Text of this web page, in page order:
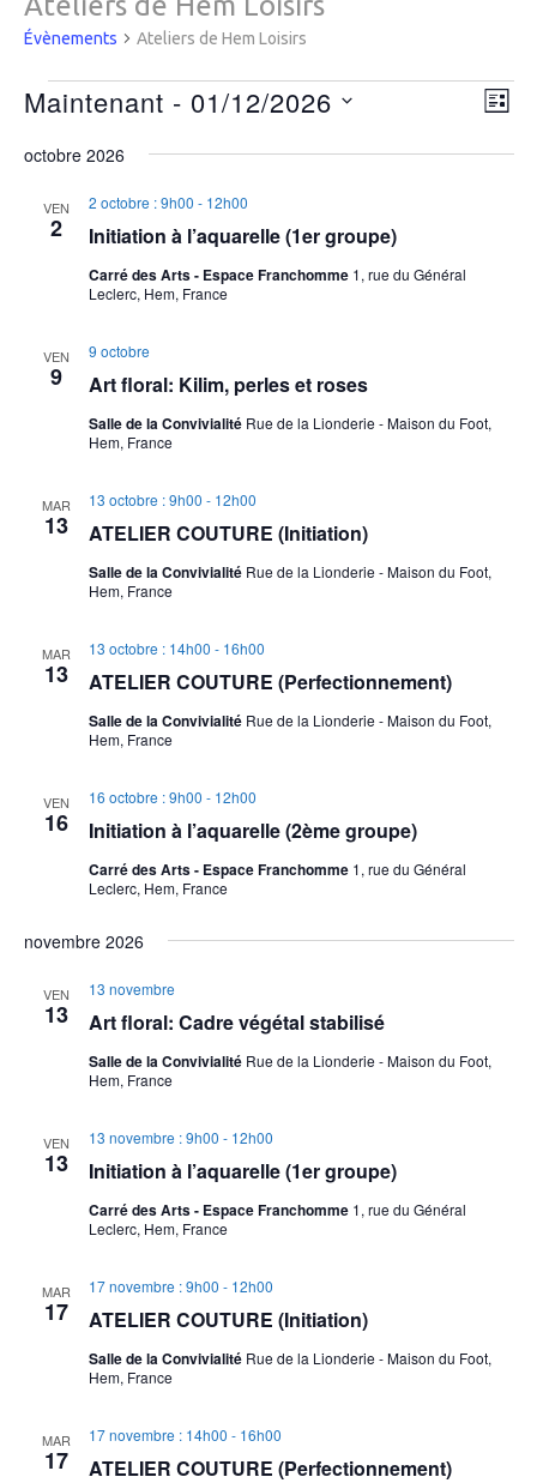
Évènements Ateliers de Hem Loisirs
Évènements LISTE
Maintenant - 01/12/2026
une
octobre 2026
VEN
2 Initiation à l’aquarelle (1er groupe)
2 octobre : 9h00 - 12h00
Carré des Arts - Espace Franchomme 1, rue du Général
Leclerc, Hem, France
VEN
9 Art floral: Kilim, perles et roses
9 octobre
Salle de la Convivialité Rue de la Lionderie - Maison du Foot,
Hem, France
MAR
13 ATELIER COUTURE (Initiation)
13 octobre : 9h00 - 12h00
Salle de la Convivialité Rue de la Lionderie - Maison du Foot,
Hem, France
MAR
13 ATELIER COUTURE (Perfectionnement)
13 octobre : 14h00 - 16h00
Salle de la Convivialité Rue de la Lionderie - Maison du Foot,
Hem, France
VEN
16 Initiation à l’aquarelle (2ème groupe)
16 octobre : 9h00 - 12h00
Carré des Arts - Espace Franchomme 1, rue du Général
Leclerc, Hem, France
novembre 2026
VEN
13 Art floral: Cadre végétal stabilisé
13 novembre
Salle de la Convivialité Rue de la Lionderie - Maison du Foot,
Hem, France
VEN
13 Initiation à l’aquarelle (1er groupe)
13 novembre : 9h00 - 12h00
Carré des Arts - Espace Franchomme 1, rue du Général
Leclerc, Hem, France
MAR
17 ATELIER COUTURE (Initiation)
17 novembre : 9h00 - 12h00
Salle de la Convivialité Rue de la Lionderie - Maison du Foot,
Hem, France
MAR
17 ATELIER COUTURE (Perfectionnement)
17 novembre : 14h00 - 16h00